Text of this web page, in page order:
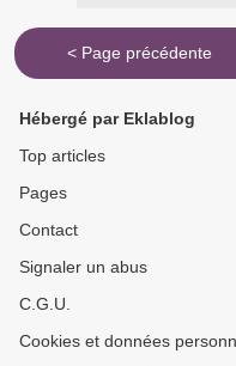
< Page précédente
Hébergé par Eklablog
Top articles
Pages
Contact
Signaler un abus
C.G.U.
Cookies et données